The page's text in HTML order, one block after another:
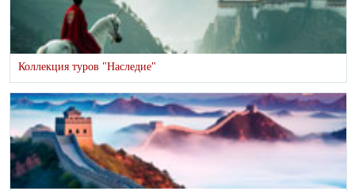
Коллекция туров "Наследие"